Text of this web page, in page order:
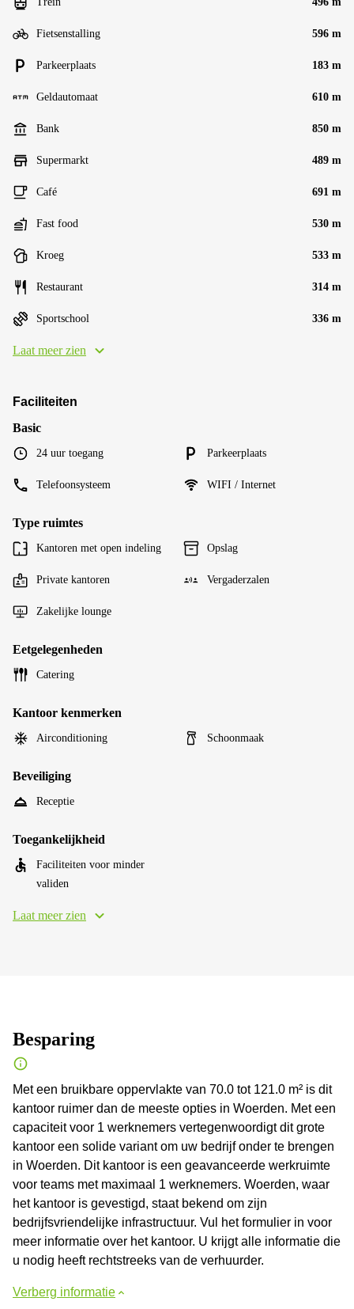
Fietsenstalling 596 m
Parkeerplaats 183 m
Geldautomaat 610 m
Bank 850 m
Supermarkt 489 m
Café 691 m
Fast food 530 m
Kroeg 533 m
Restaurant 314 m
Sportschool 336 m
Laat meer zien
Faciliteiten
Basic
24 uur toegang Parkeerplaats
Telefoonsysteem WIFI / Internet
Type ruimtes
Kantoren met open indeling Opslag
Private kantoren Vergaderzalen
Zakelijke lounge
Eetgelegenheden
Catering
Kantoor kenmerken
Airconditioning Schoonmaak
Beveiliging
Receptie
Toegankelijkheid
Faciliteiten voor minder
validen
Laat meer zien
Besparing
Met een bruikbare oppervlakte van 70.0 tot 121.0 m² is dit
kantoor ruimer dan de meeste opties in Woerden. Met een
capaciteit voor 1 werknemers vertegenwoordigt dit grote
kantoor een solide variant om uw bedrijf onder te brengen
in Woerden. Dit kantoor is een geavanceerde werkruimte
voor teams met maximaal 1 werknemers. Woerden, waar
het kantoor is gevestigd, staat bekend om zijn
bedrijfsvriendelijke infrastructuur. Vul het formulier in voor
meer informatie over het kantoor. U krijgt alle informatie die
u nodig heeft rechtstreeks van de verhuurder.
Verberg informatie